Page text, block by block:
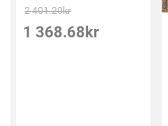
2 401.20kr
1 368.68 kr